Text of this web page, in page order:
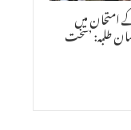
میں
طلبہ: ’سخت